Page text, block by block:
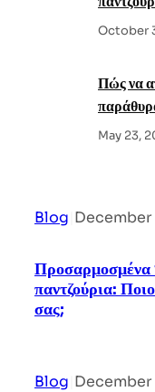
October
Πώς να
May 23,
Blog December
παντζούρια:
σας;
Blog December